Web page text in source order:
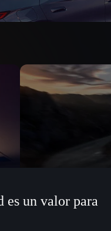
es un valor para